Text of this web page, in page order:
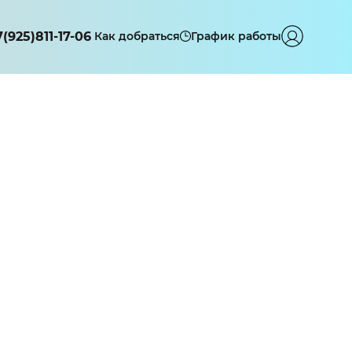
17-06 Как добраться График работы